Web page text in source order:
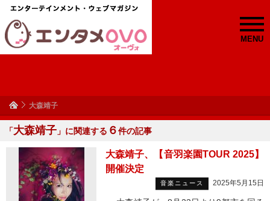
MENU
大森靖子
「大森靖子 」に関連する ６件の記事
大森靖子、【音羽楽園TOUR 2025】
開催決定
音楽ニュース 2025年5月15日